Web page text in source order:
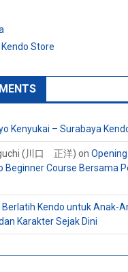
Store
Kenyukai – Surabaya
(川口 正洋) on
Beginner Course Bersama
Kendo untuk Anak-
Karakter Sejak Dini